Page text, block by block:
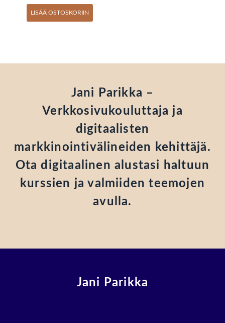
LISÄÄ OSTOSKORIIN
Jani Parikka –
Verkkosivukouluttaja ja
digitaalisten
markkinointivälineiden kehittäjä.
Ota digitaalinen alustasi haltuun
kurssien ja valmiiden teemojen
avulla.
Jani Parikka